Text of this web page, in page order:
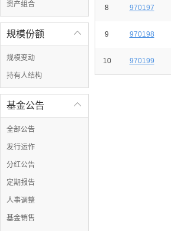
资产组合

规模份额
规模变动
持有人结构

基金公告
全部公告
发行运作
分红公告
定期报告
人事调整
基金销售
8 970197
9 970198
10 970199